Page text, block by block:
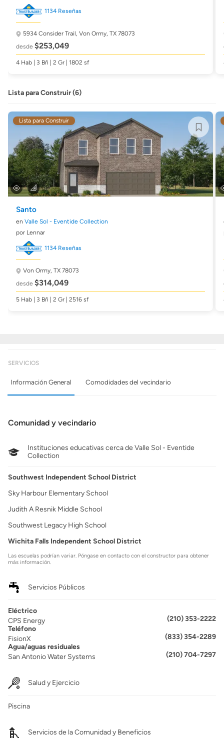
1134 Reseñas
5934 Consider Trail, Von Ormy, TX 78073
desde $253,049
4 Hab | 3 Bñ | 2 Gr | 1802 sf
Lista para Construir (6)
Lista para Construir
Santo
en Valle Sol - Eventide Collection
por Lennar
1134 Reseñas
Von Ormy, TX 78073
desde $314,049
5 Hab | 3 Bñ | 2 Gr | 2516 sf
SERVICIOS
Información General Comodidades del vecindario
Comunidad y vecindario
Instituciones educativas cerca de Valle Sol - Eventide
Collection
Southwest Independent School District
Sky Harbour Elementary School
Judith A Resnik Middle School
Southwest Legacy High School
Wichita Falls Independent School District
Las escuelas podrían variar. Póngase en contacto con el constructor para obtener
más información.
Servicios Públicos
Eléctrico
CPS Energy
(210) 353-2222
Teléfono
FisionX
(833) 354-2289
Agua/aguas residuales
San Antonio Water Systems
(210) 704-7297
Salud y Ejercicio
Piscina
Servicios de la Comunidad y Beneficios